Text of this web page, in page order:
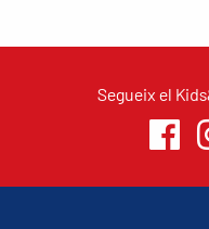
Segueix el